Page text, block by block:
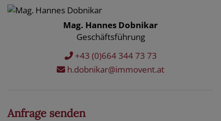
Mag. Hannes Dobnikar
Geschäftsführung
+43 (0)664 344 73 73
h.dobnikar@immovent.at
Anfrage senden